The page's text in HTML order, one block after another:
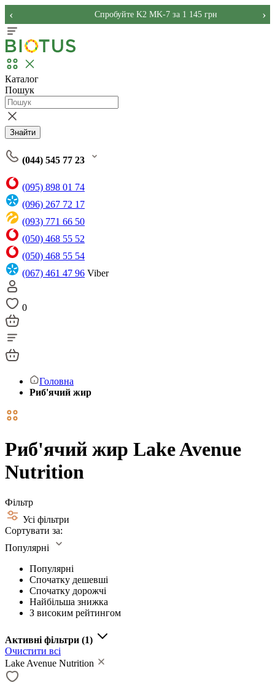
Спробуйте K2 MK-7 за 1 145 грн
‹ ›
Каталог
Пошук
Знайти
(044) 545 77 23
(095) 898 01 74
(096) 267 72 17
(093) 771 66 50
(050) 468 55 52
(050) 468 55 54
(067) 461 47 96 Viber
0
Головна
Риб'ячий жир
Риб'ячий жир Lake Avenue
Nutrition
Фільтр
Усі фільтри
Сортувати за:
Популярні
Популярні
Спочатку дешевші
Спочатку дорожчі
Найбільша знижка
З високим рейтингом
Активні фільтри (1)
Очистити всі
Lake Avenue Nutrition